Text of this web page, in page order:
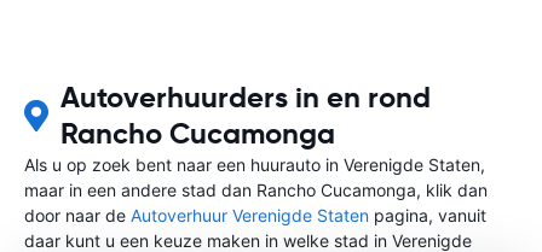
Autoverhuurders in en rond
Rancho Cucamonga
Als u op zoek bent naar een huurauto in Verenigde Staten,
maar in een andere stad dan Rancho Cucamonga, klik dan
door naar de Autoverhuur Verenigde Staten pagina, vanuit
daar kunt u een keuze maken in welke stad in Verenigde